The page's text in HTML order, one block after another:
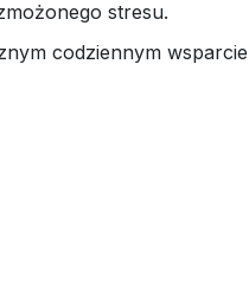
stresu.
codziennym